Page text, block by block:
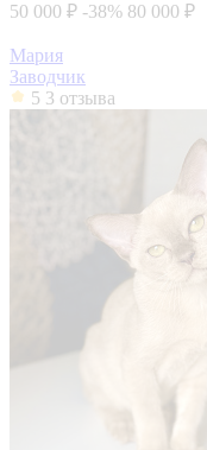
50 000 ₽ -38% 80 000 ₽
Мария
Заводчик
5 3 отзыва